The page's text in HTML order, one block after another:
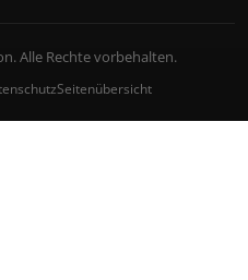
Alle Rechte vorbehalten.
Seitenübersicht